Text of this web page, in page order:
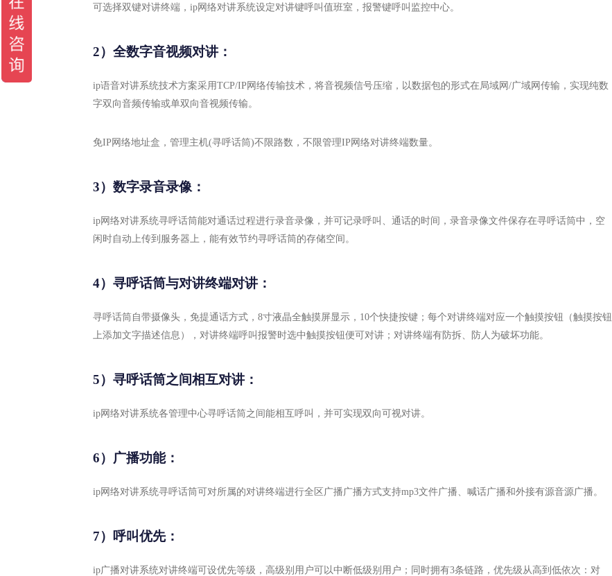
可选择双键对讲终端，ip网络对讲系统设定对讲键呼叫值班室，报警键呼叫监控中心。
2）全数字音视频对讲：
ip语音对讲系统技术方案采用TCP/IP网络传输技术，将音视频信号压缩，以数据包的形式在局域网/广域网传输，实现纯数
字双向音频传输或单双向音视频传输。
免IP网络地址盒，管理主机(寻呼话筒)不限路数，不限管理IP网络对讲终端数量。
3）数字录音录像：
ip网络对讲系统寻呼话筒能对通话过程进行录音录像，并可记录呼叫、通话的时间，录音录像文件保存在寻呼话筒中，空
闲时自动上传到服务器上，能有效节约寻呼话筒的存储空间。
4）寻呼话筒与对讲终端对讲：
寻呼话筒自带摄像头，免提通话方式，8寸液晶全触摸屏显示，10个快捷按键；每个对讲终端对应一个触摸按钮（触摸按钮
上添加文字描述信息），对讲终端呼叫报警时选中触摸按钮便可对讲；对讲终端有防拆、防人为破坏功能。
5）寻呼话筒之间相互对讲：
ip网络对讲系统各管理中心寻呼话筒之间能相互呼叫，并可实现双向可视对讲。
6）广播功能：
ip网络对讲系统寻呼话筒可对所属的对讲终端进行全区广播广播方式支持mp3文件广播、喊话广播和外接有源音源广播。
7）呼叫优先：
ip广播对讲系统对讲终端可设优先等级，高级别用户可以中断低级别用户；同时拥有3条链路，优先级从高到低依次：对